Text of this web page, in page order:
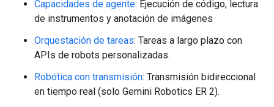
Capacidades de agente: Ejecución de código, lectura
de instrumentos y anotación de imágenes
Orquestación de tareas: Tareas a largo plazo con
APIs de robots personalizadas.
Robótica con transmisión: Transmisión bidireccional
en tiempo real (solo Gemini Robotics ER 2).